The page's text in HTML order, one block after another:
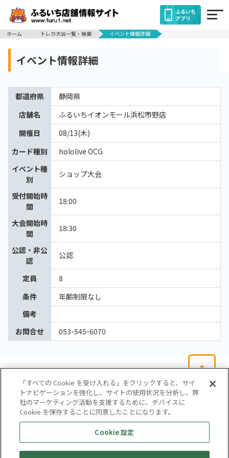
ふるいち
アプリ
ホーム
トレカ大会一覧・検索 イベント情報詳細
イベント情報詳細
都道府県
静岡県
店舗名
ふるいちイオンモール浜松市野店
開催日
08/13(木)
カード種別
hololive OCG
イベント種
別
ショップ大会
受付開始時
間
18:00
大会開始時
間
18:30
公認・非公
認
公認
定員
8
条件
年齢制限なし
備考
お問合せ
053-545-6070
会社概要
サイトマップ
お問い合わせ
個人情報保護方針
株式会社テイツー
「すべての Cookie を受け入れる」をクリックすると、サイ
トナビゲーションを強化し、サイトの使用状況を分析し、弊
社のマーケティング活動を支援するために、デバイスに
Cookie を保存することに同意したことになります。
Cookie 設定